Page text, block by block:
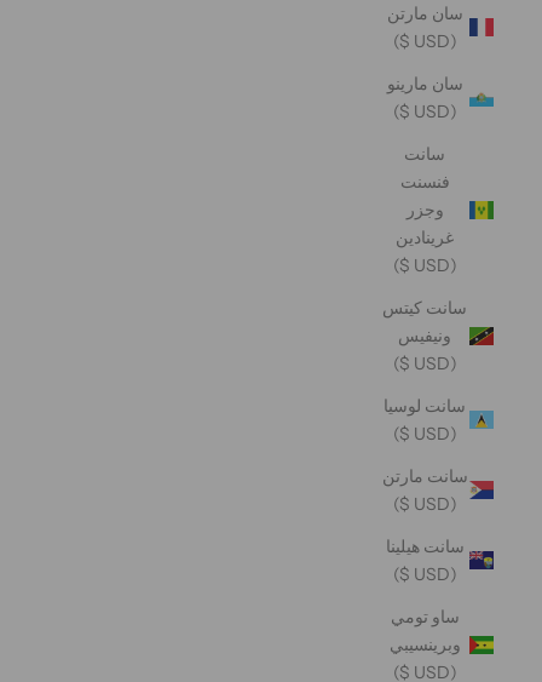
سان مارتن
(USD $)
سان مارينو
(USD $)
سانت
فنسنت
وجزر
غرينادين
(USD $)
سانت كيتس
ونيفيس
(USD $)
سانت لوسيا
(USD $)
سانت مارتن
(USD $)
سانت هيلينا
(USD $)
ساو تومي
وبرينسيبي
(USD $)